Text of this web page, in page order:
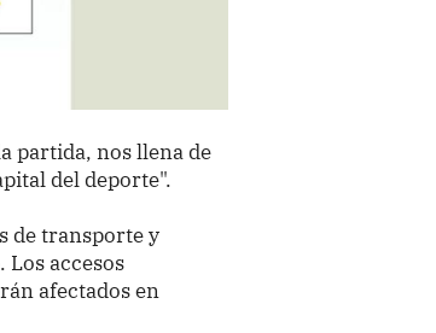
partida, nos llena de
del deporte".
de transporte y
accesos
afectados en